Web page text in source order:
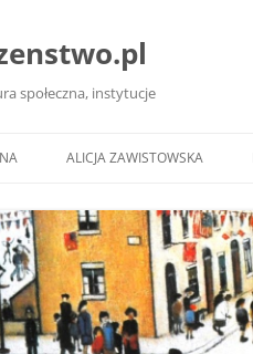
społeczna, instytucje
ALICJA ZAWISTOWSKA